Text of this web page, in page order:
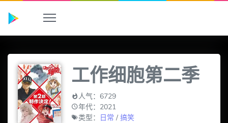
工作细胞第二季
人气：6729
年代：2021
类型： 日常 /搞笑